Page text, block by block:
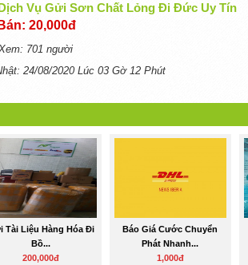
Vụ Gửi Sơn Chất Lỏng Đi Đức Uy Tín
20,000đ
701 người
24/08/2020 Lúc 03 Gờ 12 Phút
Tài Liệu Hàng Hóa Đi
Bồ...
200,000đ
Báo Giá Cước Chuyển
Phát Nhanh...
1,000đ